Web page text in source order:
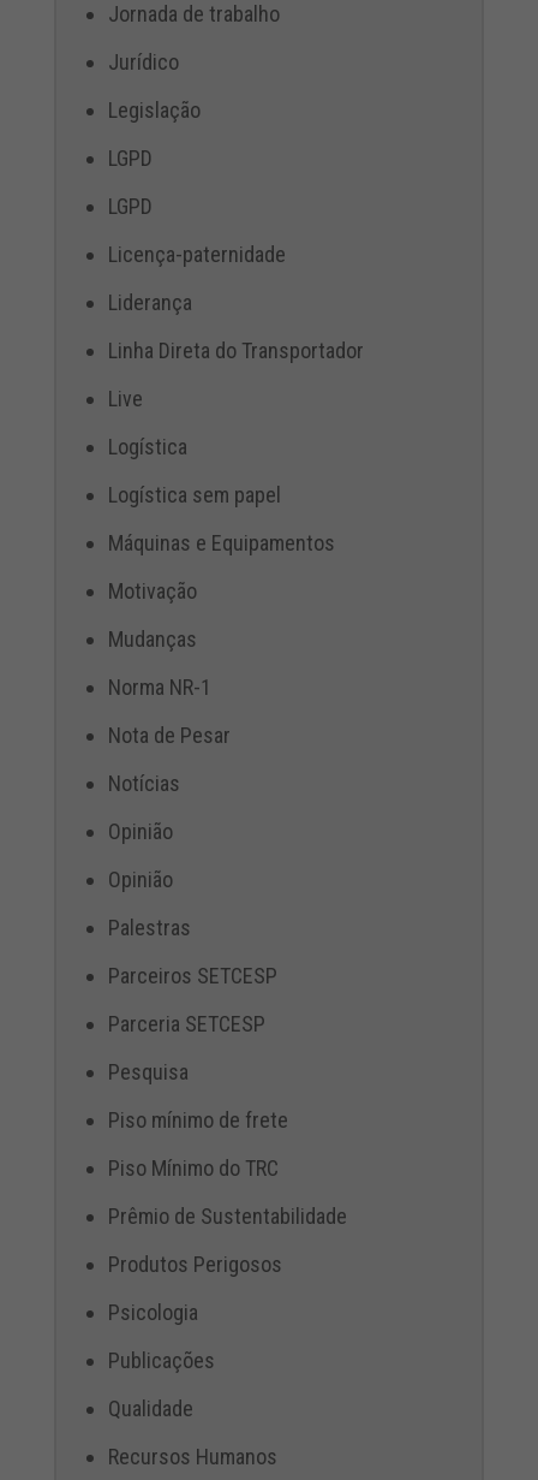
Jornada de trabalho
Jurídico
Legislação
LGPD
LGPD
Licença-paternidade
Liderança
Linha Direta do Transportador
Live
Logística
Logística sem papel
Máquinas e Equipamentos
Motivação
Mudanças
Norma NR-1
Nota de Pesar
Notícias
Opinião
Opinião
Palestras
Parceiros SETCESP
Parceria SETCESP
Pesquisa
Piso mínimo de frete
Piso Mínimo do TRC
Prêmio de Sustentabilidade
Produtos Perigosos
Psicologia
Publicações
Qualidade
Recursos Humanos